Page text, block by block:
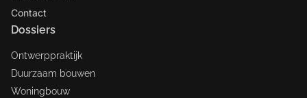
Contact
Dossiers
Ontwerppraktijk
Duurzaam bouwen
Woningbouw